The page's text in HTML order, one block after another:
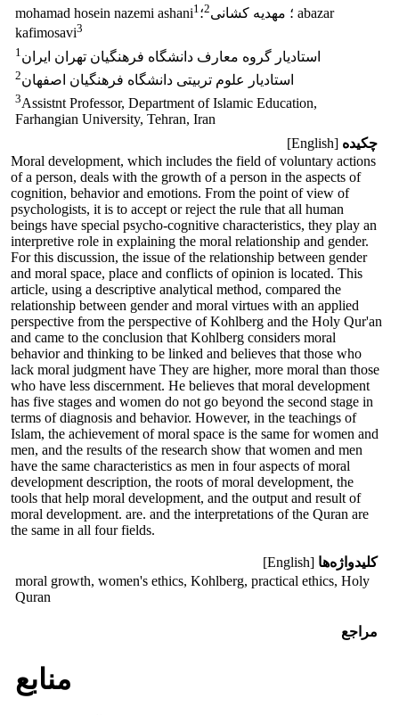
mohamad hosein nazemi ashani1 ؛ مهدیه کشانی2؛ abazar
kafimosavi3
1 استادیار گروه معارف دانشگاه فرهنگیان تهران ایران
2استادیار علوم تربیتی دانشگاه فرهنگیان اصفهان
3Assistnt Professor, Department of Islamic Education,
Farhangian University, Tehran, Iran
چکیده [English]
Moral development, which includes the field of voluntary actions
of a person, deals with the growth of a person in the aspects of
cognition, behavior and emotions. From the point of view of
psychologists, it is to accept or reject the rule that all human
beings have special psycho-cognitive characteristics, they play an
interpretive role in explaining the moral relationship and gender.
For this discussion, the issue of the relationship between gender
and moral space, place and conflicts of opinion is located. This
article, using a descriptive analytical method, compared the
relationship between gender and moral virtues with an applied
perspective from the perspective of Kohlberg and the Holy Qur'an
and came to the conclusion that Kohlberg considers moral
behavior and thinking to be linked and believes that those who
lack moral judgment have They are higher, more moral than those
who have less discernment. He believes that moral development
has five stages and women do not go beyond the second stage in
terms of diagnosis and behavior. However, in the teachings of
Islam, the achievement of moral space is the same for women and
men, and the results of the research show that women and men
have the same characteristics as men in four aspects of moral
development description, the roots of moral development, the
tools that help moral development, and the output and result of
moral development. are. and the interpretations of the Quran are
the same in all four fields.
کلیدواژه‌ها [English]
moral growth, women's ethics, Kohlberg, practical ethics, Holy
Quran
مراجع
منابع